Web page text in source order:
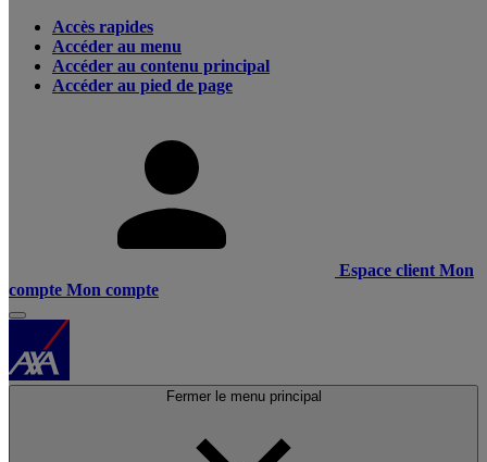
Accès rapides
Accéder au menu
Accéder au contenu principal
Accéder au pied de page
Espace client Mon
compte Mon compte
Fermer le menu principal